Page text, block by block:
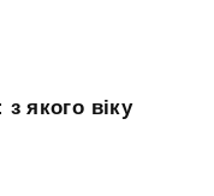
якого віку